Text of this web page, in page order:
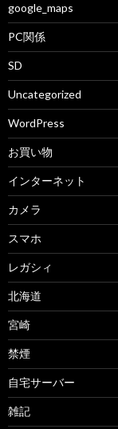
google_maps
PC関係
SD
Uncategorized
WordPress
お買い物
インターネット
カメラ
スマホ
レガシィ
北海道
宮崎
禁煙
自宅サーバー
雑記